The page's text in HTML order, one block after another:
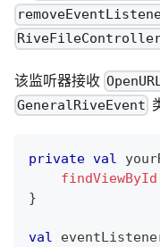
该监听器接收
GeneralRiveEvent
private val
findViewById
}
val